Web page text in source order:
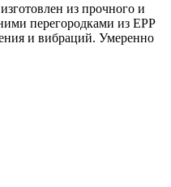
из прочного и
перегородками из EPP
и вибраций. Умеренно